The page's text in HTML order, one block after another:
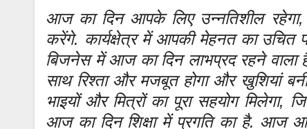
आज का दिन आपके लिए उन्नतिशील
करेंगे. कार्यक्षेत्र में आपकी मेहनत का उचित
बिजनेस में आज का दिन लाभप्रद रहने
साथ रिश्ता और मजबूत होगा और खुशियां
भाइयों और मित्रों का पूरा सहयोग
आज का दिन शिक्षा में प्रगति का है. आज